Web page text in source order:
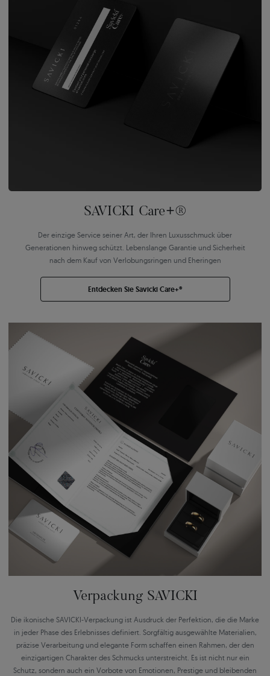
SAVICKI Care+®
Der einzige Service seiner Art, der Ihren Luxusschmuck über
Generationen hinweg schützt. Lebenslange Garantie und Sicherheit
nach dem Kauf von Verlobungsringen und Eheringen
Entdecken Sie Savicki Care+®
Verpackung SAVICKI
Die ikonische SAVICKI-Verpackung ist Ausdruck der Perfektion, die die Marke
in jeder Phase des Erlebnisses definiert. Sorgfältig ausgewählte Materialien,
präzise Verarbeitung und elegante Form schaffen einen Rahmen, der den
einzigartigen Charakter des Schmucks unterstreicht. Es ist nicht nur ein
Schutz, sondern auch ein Vorbote von Emotionen, Prestige und bleibenden